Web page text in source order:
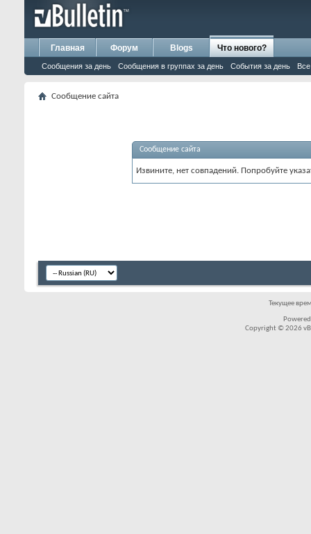
Главная Форум Blogs Что нового?
Сообщения за день Сообщения в группах за день События за день
Сообщение сайта
Сообщение сайта
Извините, нет совпадений. Попробуйте
Текущее
Copyright © 2026